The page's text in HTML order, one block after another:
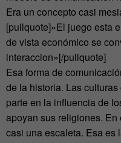
Era un concepto casi
[pullquote]»El juego esta
de vista económico se
interaccion»[/pullquote]
Esa forma de
de la historia. Las
parte en la influencia de
apoyan sus religiones.
casi una escaleta. Esa es